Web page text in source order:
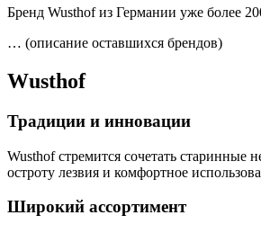
Бренд Wusthof из Германии уже более
… (описание оставшихся брендов)
Wusthof
Традиции и инновации
Wusthof стремится сочетать
остроту лезвия и комфортное
Широкий ассортимент